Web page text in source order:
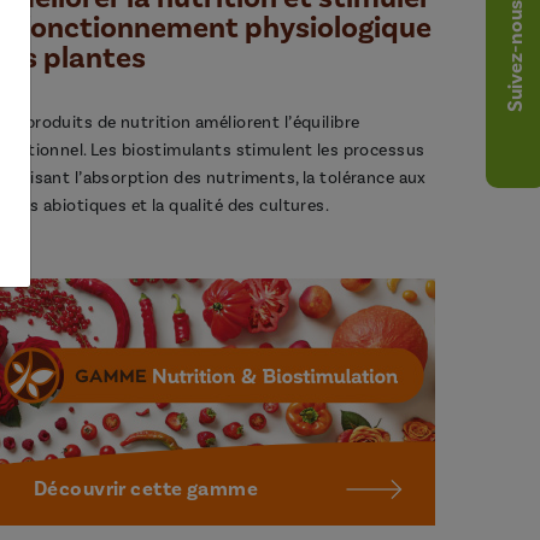
le fonctionnement physiologique
des plantes
Nos produits de nutrition améliorent l’équilibre
nutritionnel. Les biostimulants stimulent les processus
l’absorption des nutriments, la tolérance aux
stress abiotiques et la qualité des cultures.
Découvrir cette gamme
Suivez-nous